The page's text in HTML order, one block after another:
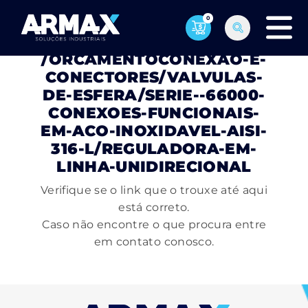
0
PÁGINA NÃO ENCONTRADA
/ORCAMENTOCONEXAO-E-
CONECTORES/VALVULAS-
DE-ESFERA/SERIE--66000-
CONEXOES-FUNCIONAIS-
EM-ACO-INOXIDAVEL-AISI-
316-L/REGULADORA-EM-
LINHA-UNIDIRECIONAL
Verifique se o link que o trouxe até aqui
está correto.
Caso não encontre o que procura entre
em contato conosco.